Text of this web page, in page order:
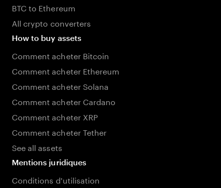
BTC to Ethereum
All crypto converters
How to buy assets
Comment acheter Bitcoin
Comment acheter Ethereum
Comment acheter Solana
Comment acheter Cardano
Comment acheter XRP
Comment acheter Tether
See all assets
Mentions juridiques
Conditions d'utilisation